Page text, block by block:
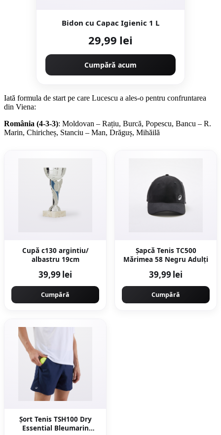
Bidon cu Capac Igienic 1 L
29,99 lei
Cumpără acum
Iată formula de start pe care Lucescu a ales-o pentru confruntarea
din Viena:
România (4-3-3): Moldovan – Rațiu, Burcă, Popescu, Bancu – R.
Marin, Chiricheș, Stanciu – Man, Drăguș, Mihăilă
Cupă c130 argintiu/
albastru 19cm
39,99 lei
Cumpără
Șapcă Tenis TC500
Mărimea 58 Negru Adulți
39,99 lei
Cumpără
Şort Tenis TSH100 Dry
Essential Bleumarin